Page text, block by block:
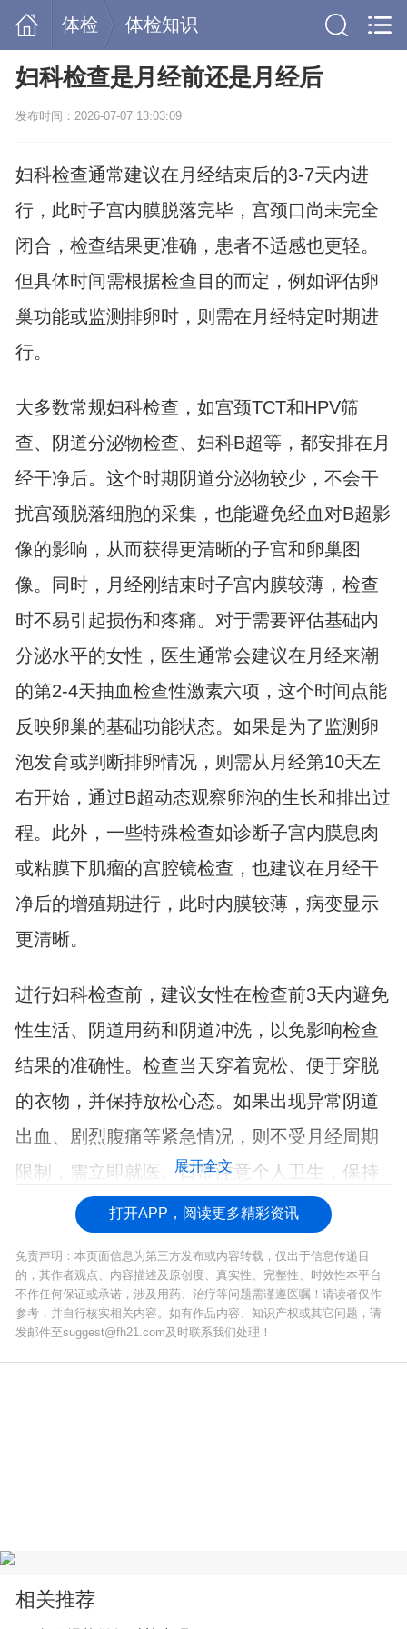
体检 体检知识
妇科检查是月经前还是月经后
发布时间：2026-07-07 13:03:09
妇科检查通常建议在月经结束后的3-7天内进
行，此时子宫内膜脱落完毕，宫颈口尚未完全
闭合，检查结果更准确，患者不适感也更轻。
但具体时间需根据检查目的而定，例如评估卵
巢功能或监测排卵时，则需在月经特定时期进
行。
大多数常规妇科检查，如宫颈TCT和HPV筛
查、阴道分泌物检查、妇科B超等，都安排在月
经干净后。这个时期阴道分泌物较少，不会干
扰宫颈脱落细胞的采集，也能避免经血对B超影
像的影响，从而获得更清晰的子宫和卵巢图
像。同时，月经刚结束时子宫内膜较薄，检查
时不易引起损伤和疼痛。对于需要评估基础内
分泌水平的女性，医生通常会建议在月经来潮
的第2-4天抽血检查性激素六项，这个时间点能
反映卵巢的基础功能状态。如果是为了监测卵
泡发育或判断排卵情况，则需从月经第10天左
右开始，通过B超动态观察卵泡的生长和排出过
程。此外，一些特殊检查如诊断子宫内膜息肉
或粘膜下肌瘤的宫腔镜检查，也建议在月经干
净后的增殖期进行，此时内膜较薄，病变显示
更清晰。
进行妇科检查前，建议女性在检查前3天内避免
性生活、阴道用药和阴道冲洗，以免影响检查
结果的准确性。检查当天穿着宽松、便于穿脱
的衣物，并保持放松心态。如果出现异常阴道
出血、剧烈腹痛等紧急情况，则不受月经周期
限制，需立即就医。日常注意个人卫生，保持
规律作息，有助于维护生殖系统健康。
展开全文
打开APP，阅读更多精彩资讯
免责声明：本页面信息为第三方发布或内容转载，仅出于信息传递目
的，其作者观点、内容描述及原创度、真实性、完整性、时效性本平台
不作任何保证或承诺，涉及用药、治疗等问题需谨遵医嘱！请读者仅作
参考，并自行核实相关内容。如有作品内容、知识产权或其它问题，请
发邮件至suggest@fh21.com及时联系我们处理！
相关推荐